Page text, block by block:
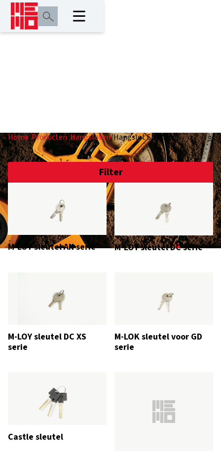
Home/Producten/Hangsloten/Hangslot Sleutels
Filter
M-LOY sleutel AN serie M-LOY sleutel DC serie
M-LOY sleutel DC XS
serie
M-LOK sleutel voor GD
serie
Castle sleutel